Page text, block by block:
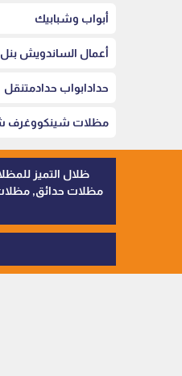
أبواب وشبابيك
أعمال الساندويش بنل
حدادابواب حدادمتنقل
مظلات شينكووغرف
مظلات حدائق,